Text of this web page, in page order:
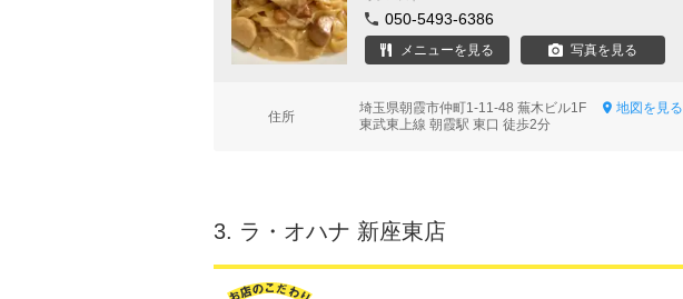
050-5493-6386
メニューを見る 写真を見る
住所
埼玉県朝霞市仲町1-11-48 蕪木ビル1F
地図を見る
東武東上線 朝霞駅 東口 徒歩2分
3. ラ・オハナ 新座東店